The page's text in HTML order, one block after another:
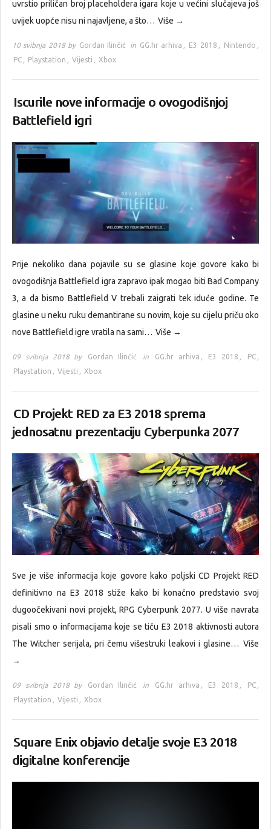
uvrstio priličan broj placeholdera igara koje u većini slučajeva još
uvijek uopće nisu ni najavljene, a što… Više →
10 svibnja 2018 by Gordan Ilinčić in GG.hr arhiva , E3 2018 , Nintendo ,
PC , Playstation , Vijesti , Xbox
Iscurile nove informacije o ovogodišnjoj
Battlefield igri
Prije nekoliko dana pojavile su se glasine koje govore kako bi
ovogodišnja Battlefield igra zapravo ipak mogao biti Bad Company
3, a da bismo Battlefield V trebali zaigrati tek iduće godine. Te
glasine u neku ruku demantirane su novim, koje su cijelu priču oko
nove Battlefield igre vratila na sami… Više →
09 svibnja 2018 by Gordan Ilinčić in GG.hr arhiva , E3 2018 , PC ,
Playstation , Vijesti , Xbox
CD Projekt RED za E3 2018 sprema
jednosatnu prezentaciju Cyberpunka 2077
Sve je više informacija koje govore kako poljski CD Projekt RED
definitivno na E3 2018 stiže kako bi konačno predstavio svoj
dugoočekivani novi projekt, RPG Cyberpunk 2077. U više navrata
pisali smo o informacijama koje se tiču E3 2018 aktivnosti autora
The Witcher serijala, pri čemu višestruki leakovi i glasine… Više
→
09 svibnja 2018 by Gordan Ilinčić in GG.hr arhiva , E3 2018 , PC ,
Playstation , Vijesti , Xbox
Square Enix objavio detalje svoje E3 2018
digitalne konferencije